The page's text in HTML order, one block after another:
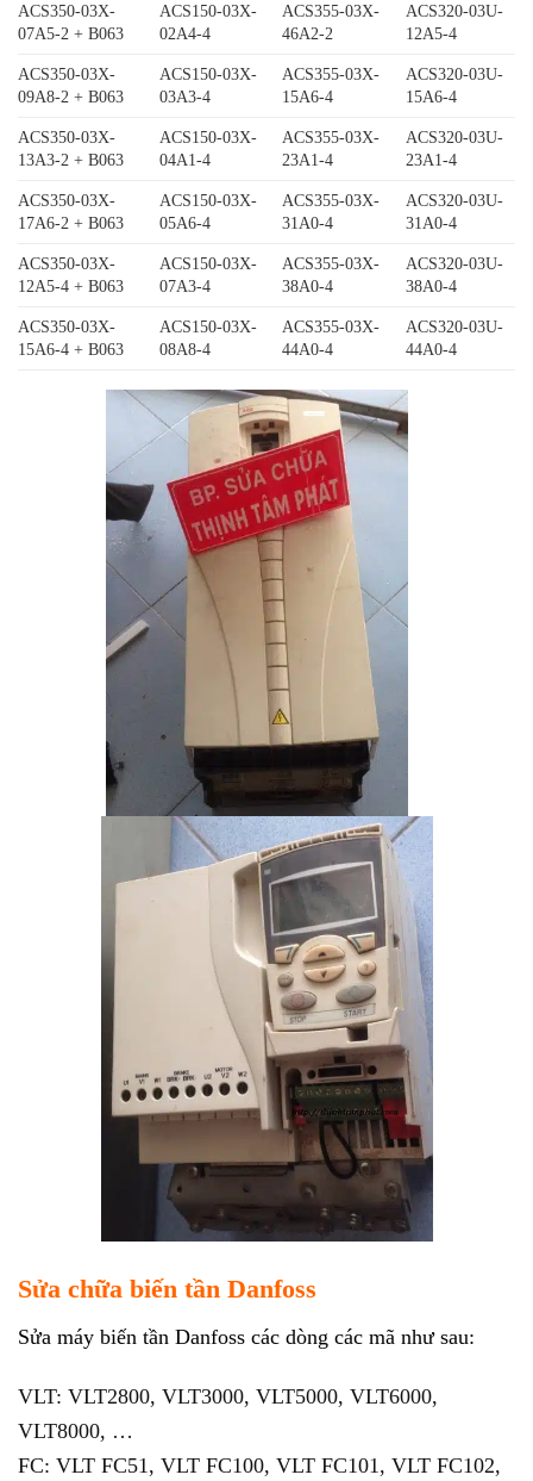
ACS350-03X-
07A5-2 + B063
ACS150-03X-
02A4-4
ACS355-03X-
46A2-2
ACS320-03U-
12A5-4
ACS350-03X-
09A8-2 + B063
ACS150-03X-
03A3-4
ACS355-03X-
15A6-4
ACS320-03U-
15A6-4
ACS350-03X-
13A3-2 + B063
ACS150-03X-
04A1-4
ACS355-03X-
23A1-4
ACS320-03U-
23A1-4
ACS350-03X-
17A6-2 + B063
ACS150-03X-
05A6-4
ACS355-03X-
31A0-4
ACS320-03U-
31A0-4
ACS350-03X-
12A5-4 + B063
ACS150-03X-
07A3-4
ACS355-03X-
38A0-4
ACS320-03U-
38A0-4
ACS350-03X-
15A6-4 + B063
ACS150-03X-
08A8-4
ACS355-03X-
44A0-4
ACS320-03U-
44A0-4
Sửa chữa biến tần Danfoss
Sửa máy biến tần Danfoss các dòng các mã như sau:
VLT: VLT2800, VLT3000, VLT5000, VLT6000,
VLT8000, …
FC: VLT FC51, VLT FC100, VLT FC101, VLT FC102,